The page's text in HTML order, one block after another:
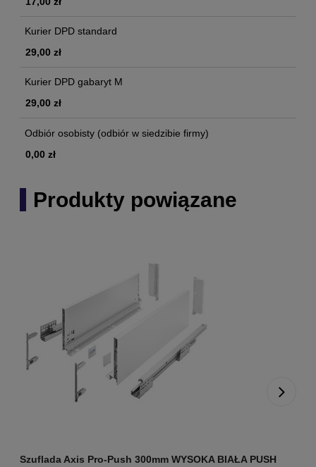
Kurier DPD standard
29,00 zł
Kurier DPD gabaryt M
29,00 zł
Odbiór osobisty (odbiór w siedzibie firmy)
0,00 zł
Produkty powiązane
Szuflada Axis Pro-Push 300mm WYSOKA BIAŁA PUSH